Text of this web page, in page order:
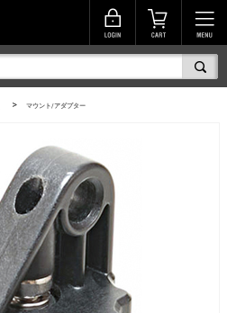
> マウント/アダプター